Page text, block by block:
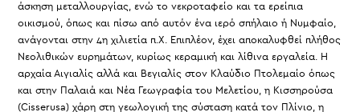
άσκηση μεταλλουργίας, ενώ το νεκροταφείο και τα ερείπια
οικισμού, όπως και πίσω από αυτόν ένα ιερό σπήλαιο ή Nυμφαίο,
ανάγονται στην 4η χιλιετία π.Χ. Επιπλέον, έχει αποκαλυφθεί πλήθος
Νεολιθικών ευρημάτων, κυρίως κεραμική και λίθινα εργαλεία. Η
αρχαία Αιγιαλίς αλλά και Βεγιαλίς στον Κλαύδιο Πτολεμαίο όπως
και στην Παλαιά και Νέα Γεωγραφία του Μελετίου, η Κισσηρούσα
(Cisserusa) χάρη στη γεωλογική της σύσταση κατά τον Πλίνιο, η